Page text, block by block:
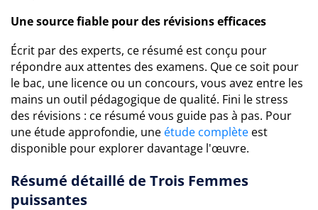
Une source fiable pour des révisions efficaces
Écrit par des experts, ce résumé est conçu pour
répondre aux attentes des examens. Que ce soit pour
le bac, une licence ou un concours, vous avez entre les
mains un outil pédagogique de qualité. Fini le stress
des révisions : ce résumé vous guide pas à pas. Pour
une étude approfondie, une étude complète est
disponible pour explorer davantage l'œuvre.
Résumé détaillé de Trois Femmes
puissantes